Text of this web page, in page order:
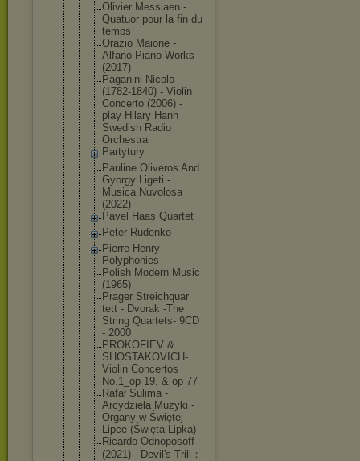
Olivier Messiaen -
Quatuor pour la fin du
temps
Orazio Maione -
Alfano Piano Works
(2017)
Paganini Nicolo
(1782-1840) - Violin
Concerto (2006) -
play Hilary Hanh
Swedish Radio
Orchestra
Partytury
Pauline Oliveros And
Gyorgy Ligeti -
Musica Nuvolosa
(2022)
Pavel Haas Quartet
Peter Rudenko
Pierre Henry -
Polyphonies
Polish Modern Music
(1965)
Prager Streichquar
tett - Dvorak -The
String Quartets- 9CD
- 2000
PROKOFIEV &
SHOSTAKOVICH-
Violin Concertos
No.1_op 19. & op 77
Rafał Sulima -
Arcydzieła Muzyki -
Organy w Świętej
Lipce (Święta Lipka)
Ricardo Odnoposoff -
(2021) - Devil's Trill：